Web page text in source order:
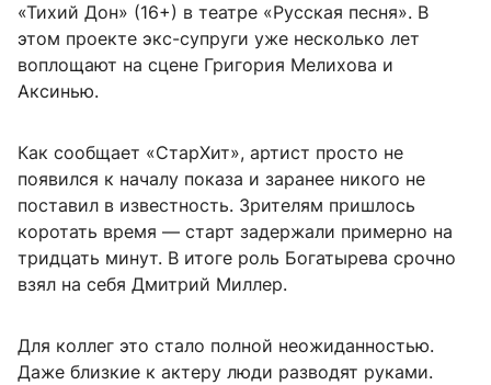
«Тихий Дон» (16+) в театре «Русская песня». В
этом проекте экс-супруги уже несколько лет
воплощают на сцене Григория Мелихова и
Аксинью.
Как сообщает «СтарХит», артист просто не
появился к началу показа и заранее никого не
поставил в известность. Зрителям пришлось
коротать время — старт задержали примерно на
тридцать минут. В итоге роль Богатырева срочно
взял на себя Дмитрий Миллер.
Для коллег это стало полной неожиданностью.
Даже близкие к актеру люди разводят руками.